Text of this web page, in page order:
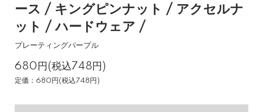
ース / キングピンナット / アクセルナ
ット / ハードウェア /
プレーティングパープル
680円(税込748円)
定価：680円(税込748円)